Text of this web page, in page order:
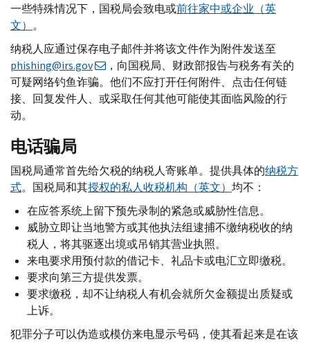
一些特殊情况下，国税局会致电或前往家中或企业（英
文） 。
纳税人应通过保存电子邮件并将该文件作为附件发送至
phishing@irs.gov
，向国税局、财政部报告与税务有关的
可疑网络钓鱼诈骗。他们不应打开任何附件、点击任何链
接、回复发件人、或采取任何其他可能使其面临风险的行
动。
电话骗局
国税局通常首先给欠税的纳税人寄账单。提供具体的纳税方
式。国税局和其授权的私人收税机构（英文） 均不：
在应答系统上留下预先录制的紧急或威胁性信息。
威胁立即让当地警方或其他执法组逮捕不缴纳税收的纳
税人，将其驱逐出境或吊销其营业执照。
来电要求用预付款的借记卡、礼品卡或电汇立即缴税。
要求向第三方提供发票。
要求缴税，却不让纳税人有机会就所欠金额提出质疑或
上诉。
犯罪分子可以伪造或模仿来电显示号码，使其看起来是在该